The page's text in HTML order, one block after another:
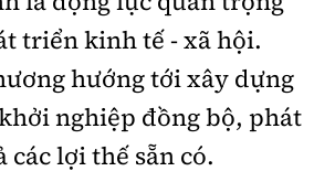
triển kinh tế - xã hội.
hướng tới xây dựng
nghiệp đồng bộ, phát
các lợi thế sẵn có.